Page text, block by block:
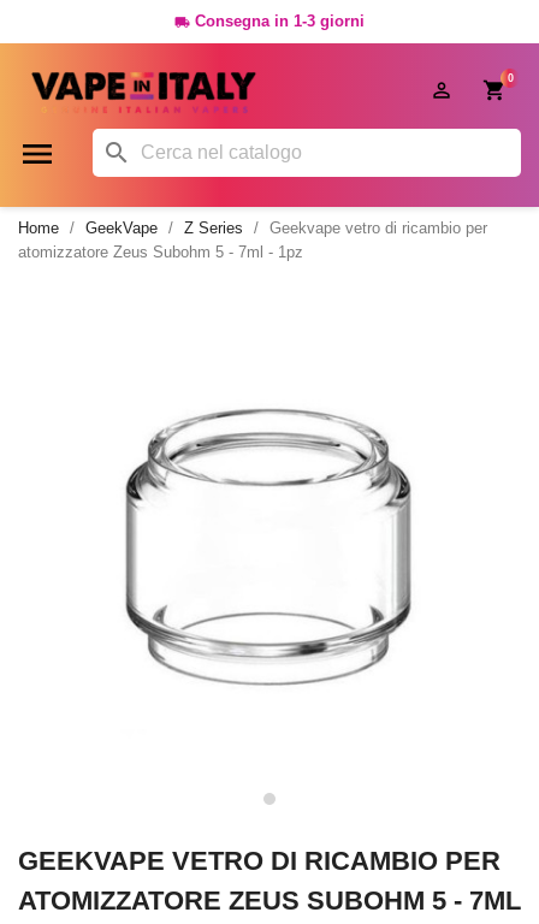
 Consegna in 1-3 giorni
0

 
Home GeekVape Z Series
Geekvape vetro di ricambio per
atomizzatore Zeus Subohm 5 - 7ml - 1pz
GEEKVAPE VETRO DI RICAMBIO PER
ATOMIZZATORE ZEUS SUBOHM 5 - 7ML